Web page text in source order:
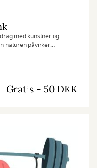
med kunstner og
naturen påvirker
når tempoet sættes
Gratis - 50 DKK